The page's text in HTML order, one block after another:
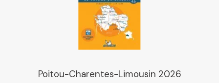
Poitou-Charentes-Limousin 2026